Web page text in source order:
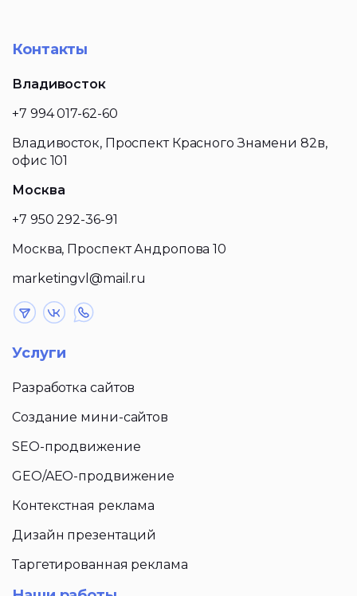
Контакты
Владивосток
+7 994 017-62-60
Владивосток, Проспект Красного Знамени 82в,
офис 101
Москва
+7 950 292-36-91
Москва, Проспект Андропова 10
marketingvl@mail.ru
Услуги
Разработка сайтов
Создание мини-сайтов
SEO-продвижение
GEO/AEO-продвижение
Контекстная реклама
Дизайн презентаций
Таргетированная реклама